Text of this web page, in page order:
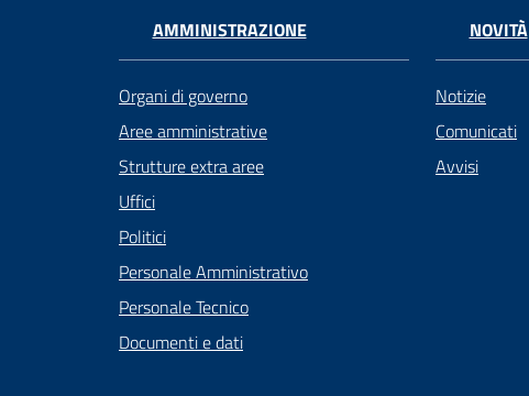
AMMINISTRAZIONE
Organi di governo
Aree amministrative
Strutture extra aree
Uffici
Politici
Personale Amministrativo
Personale Tecnico
Documenti e dati
NOVITÀ
Notizie
Comunicati
Avvisi